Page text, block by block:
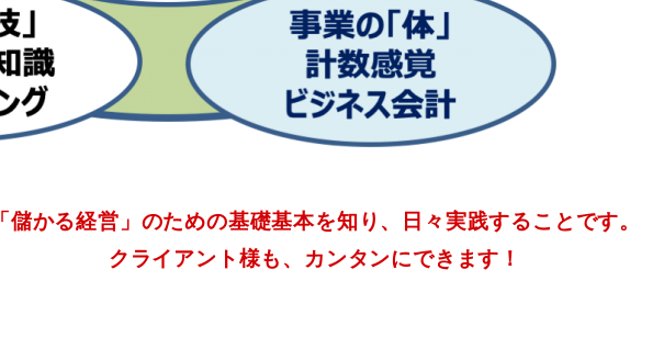
「儲かる経営」のための基礎基本を知り、日々実践することです。
クライアント様も、カンタンにできます！